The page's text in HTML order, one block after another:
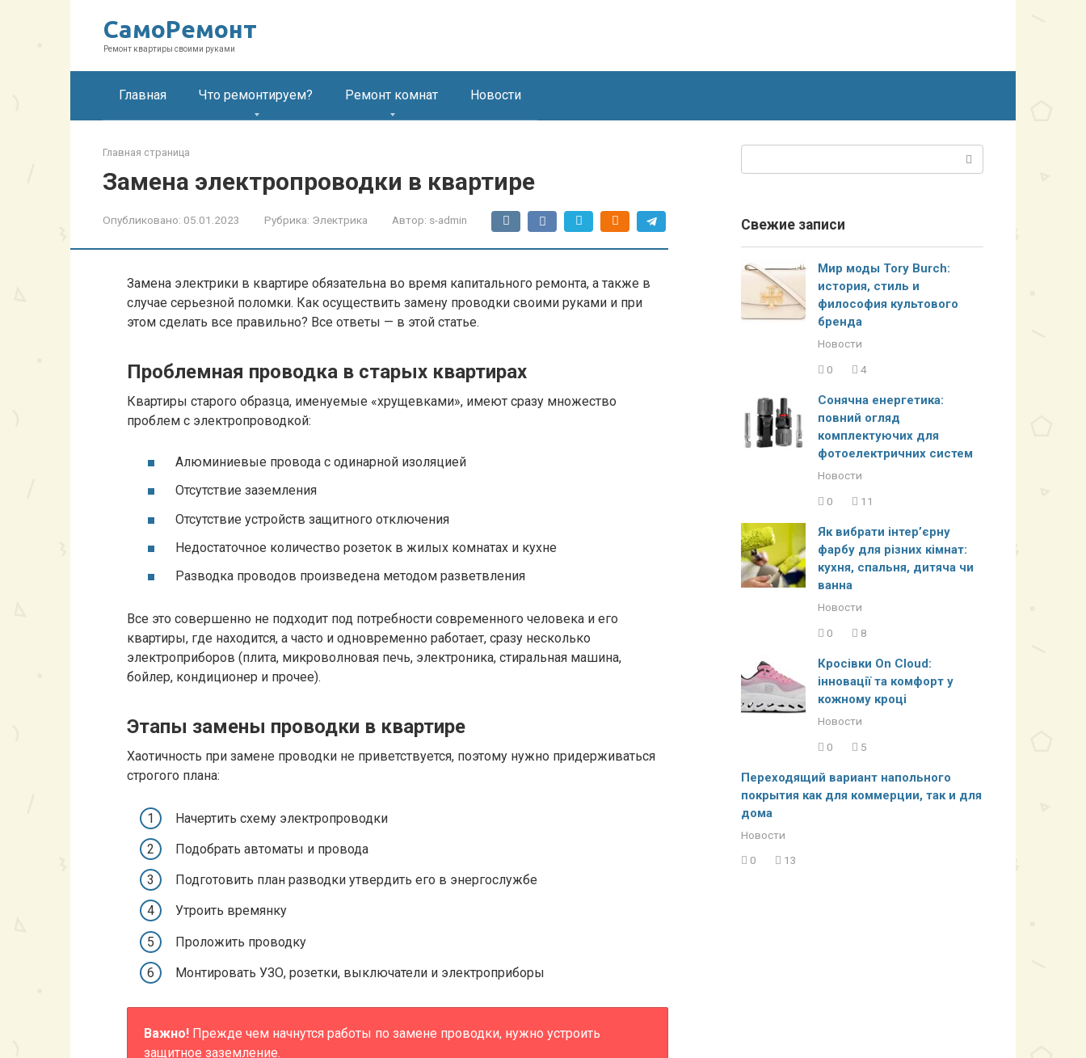
СамоРемонт
Ремонт квартиры своими руками
Главная Что ремонтируем? Ремонт комнат Новости
Главная страница
Замена электропроводки в квартире
Опубликовано: 05.01.2023 Рубрика: Электрика Автор: s-admin
Замена электрики в квартире обязательна во время капитального ремонта, а также в
случае серьезной поломки. Как осуществить замену проводки своими руками и при
этом сделать все правильно? Все ответы — в этой статье.
Проблемная проводка в старых квартирах
Квартиры старого образца, именуемые «хрущевками», имеют сразу множество
проблем с электропроводкой:
Алюминиевые провода с одинарной изоляцией
Отсутствие заземления
Отсутствие устройств защитного отключения
Недостаточное количество розеток в жилых комнатах и кухне
Разводка проводов произведена методом разветвления
Все это совершенно не подходит под потребности современного человека и его
квартиры, где находится, а часто и одновременно работает, сразу несколько
электроприборов (плита, микроволновая печь, электроника, стиральная машина,
бойлер, кондиционер и прочее).
Этапы замены проводки в квартире
Хаотичность при замене проводки не приветствуется, поэтому нужно придерживаться
строгого плана:
Начертить схему электропроводки
Подобрать автоматы и провода
Подготовить план разводки утвердить его в энергослужбе
Утроить времянку
Проложить проводку
Монтировать УЗО, розетки, выключатели и электроприборы
Важно! Прежде чем начнутся работы по замене проводки, нужно устроить
защитное заземление.
Свежие записи
Мир моды Tory Burch:
история, стиль и
философия культового
бренда
Новости
0
4
Сонячна енергетика:
повний огляд
комплектуючих для
фотоелектричних систем
Новости
0
11
Як вибрати інтер’єрну
фарбу для різних кімнат:
кухня, спальня, дитяча чи
ванна
Новости
0
8
Кросівки On Cloud:
інновації та комфорт у
кожному кроці
Новости
0
5
Переходящий вариант напольного
покрытия как для коммерции, так и для
дома
Новости
0
13